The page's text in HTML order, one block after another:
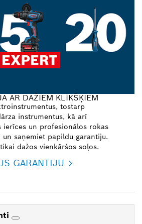
AR DAŽIEM KLIKŠĶIEM
tostarp
instrumentus, kā arī
ierīces un profesionālos rokas
un saņemiet papildu garantiju.
dažos vienkāršos soļos.
GARANTIJU